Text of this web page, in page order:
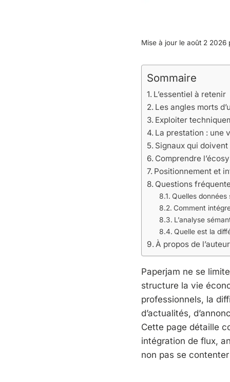
Mise à jour le août 2 2026
Sommaire
L’essentiel à retenir
Les angles morts
Exploiter
La prestation : une
Signaux qui
Comprendre
Positionnement et
Questions
Quelles
Comment
L’analyse
Quelle est la
À propos de l’auteur
Paperjam ne se
structure la vie
professionnels, la
d’actualités,
Cette page détaille
intégration de flux,
non pas se